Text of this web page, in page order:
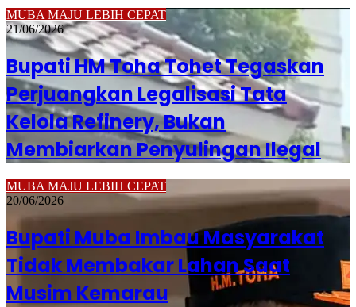
MUBA MAJU LEBIH CEPAT
21/06/2026
Bupati HM Toha Tohet Tegaskan
Perjuangkan Legalisasi Tata
Kelola Refinery, Bukan
Membiarkan Penyulingan Ilegal
MUBA MAJU LEBIH CEPAT
20/06/2026
Bupati Muba Imbau Masyarakat
Tidak Membakar Lahan Saat
Musim Kemarau